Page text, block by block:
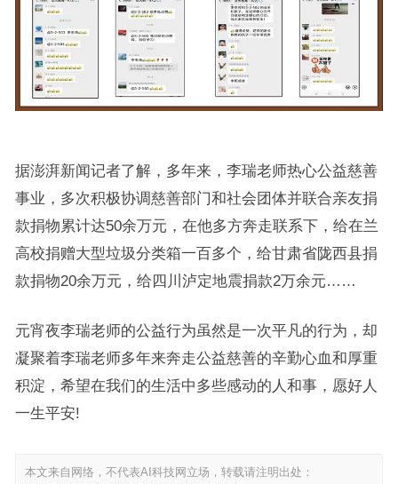
据澎湃新闻记者了解，多年来，李瑞老师热心公益慈善
事业，多次积极协调慈善部门和社会团体并联合亲友捐
款捐物累计达50余万元，在他多方奔走联系下，给在兰
高校捐赠大型垃圾分类箱一百多个，给甘肃省陇西县捐
款捐物20余万元，给四川泸定地震捐款2万余元……
元宵夜李瑞老师的公益行为虽然是一次平凡的行为，却
凝聚着李瑞老师多年来奔走公益慈善的辛勤心血和厚重
积淀，希望在我们的生活中多些感动的人和事，愿好人
一生平安!
本文来自网络，不代表AI科技网立场，转载请注明出处：